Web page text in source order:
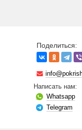
Поделиться:
Написать нам:
Whatsapp
Telegram